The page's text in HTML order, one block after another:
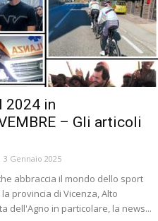
2024 in
– Gli articoli
3 Gennaio 2025
abbraccia il mondo dello sport
provincia di Vicenza, Alto
dell'Agno in particolare, la news...